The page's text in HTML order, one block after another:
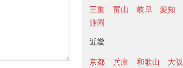
三重 富山 岐阜 愛知
静岡
近畿
京都 兵庫 和歌山 大阪